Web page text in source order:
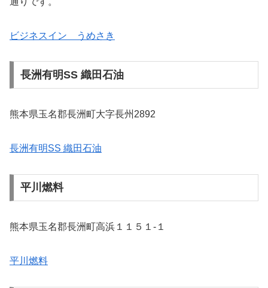
ビジネスイン うめさき
長洲有明SS 織田石油
熊本県玉名郡長洲町大字長州2892
長洲有明SS 織田石油
平川燃料
熊本県玉名郡長洲町高浜１１５１-１
平川燃料